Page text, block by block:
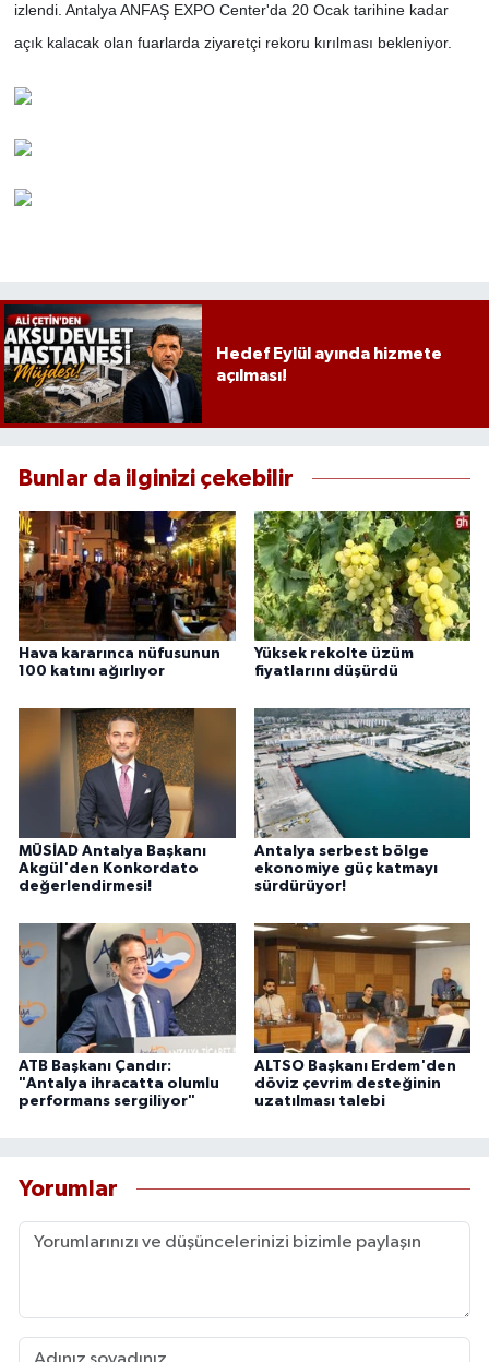
izlendi. Antalya ANFAŞ EXPO Center'da 20 Ocak tarihine kadar
açık kalacak olan fuarlarda ziyaretçi rekoru kırılması bekleniyor.
Hedef Eylül ayında hizmete
açılması!
Bunlar da ilginizi çekebilir
Hava kararınca nüfusunun
100 katını ağırlıyor
Yüksek rekolte üzüm
fiyatlarını düşürdü
MÜSİAD Antalya Başkanı
Akgül'den Konkordato
değerlendirmesi!
Antalya serbest bölge
ekonomiye güç katmayı
sürdürüyor!
ATB Başkanı Çandır:
"Antalya ihracatta olumlu
performans sergiliyor"
ALTSO Başkanı Erdem'den
döviz çevrim desteğinin
uzatılması talebi
Yorumlar